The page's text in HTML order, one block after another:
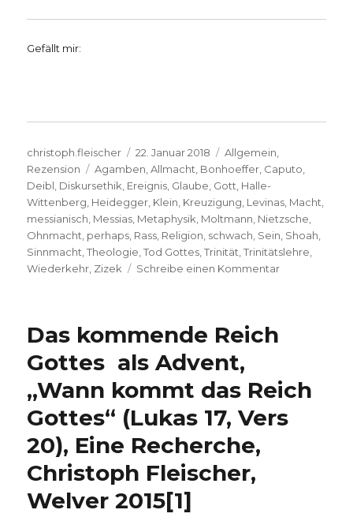
Gefällt mir:
Autor
christoph.fleischer
Veröffentlicht
am
22. Januar 2018 Kategorien
Allgemein
Rezension
Schlagwörter
Agamben ,Allmacht Bonhoeffer Caputo
Deibl Diskursethik Ereignis Glaube Gott Halle-
Wittenberg Heidegger Klein Kreuzigung Levinas Macht
messianisch Messias Metaphysik Moltmann Nietzsche
Ohnmacht perhaps Rass Religion schwach Sein Shoah
Sinnmacht ,Theologie ,Tod Gottes ,Trinität ,Trinitätslehre
Wiederkehr Zizek Schreibe einen Kommentarzu
Christoph
Fleischer,
Welver
Das kommende Reich
Gottes als Advent,
„Wann kommt das Reich
Gottes“ (Lukas 17, Vers
20), Eine Recherche,
Christoph Fleischer,
Welver 2015[1]